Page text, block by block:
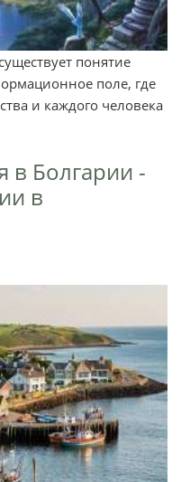
понятие
поле, где
и каждого человека
в Болгарии -
в